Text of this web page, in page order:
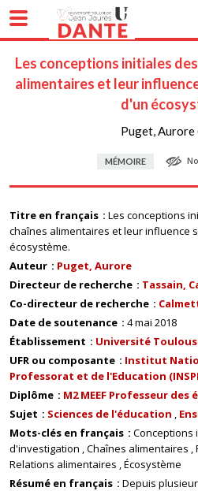
Les conceptions initiales
alimentaires et leur
d'un
Puget, Aurore
MÉMOIRE
Titre en français
Les conceptions
chaînes alimentaires et leur influence
écosystème.
Auteur
Puget, Aurore
Directeur de recherche
Tassain,
Co-directeur de recherche
Date de soutenance
4 mai 2018
Établissement
Université
UFR ou composante
Institut
Professorat et de l'Education
Diplôme
M2 MEEF Professeur des
Sujet
Sciences de l'éducation
Mots-clés en français
Conceptions
d'investigation Chaînes alimentaires
Relations alimentaires Écosystème
Résumé en français
Depuis